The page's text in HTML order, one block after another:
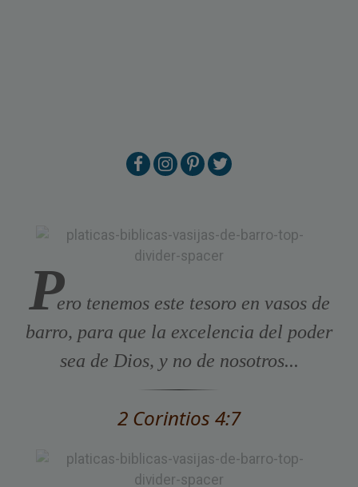
Pero tenemos este tesoro en vasos de
barro, para que la excelencia del poder
sea de Dios, y no de nosotros...
2 Corintios 4:7